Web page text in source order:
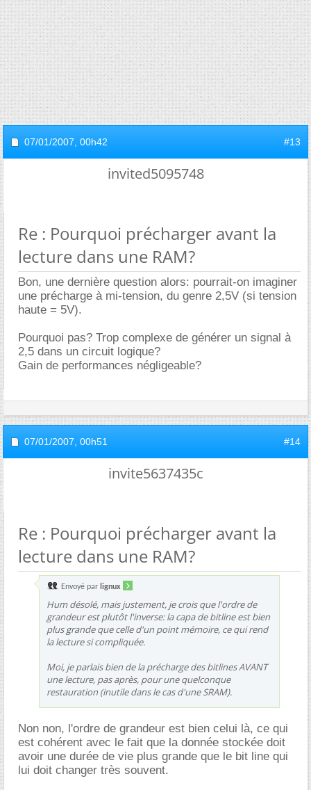
07/01/2007, 00h42 #13
invited5095748
Re : Pourquoi précharger avant la
lecture dans une RAM?
Bon, une dernière question alors: pourrait-on imaginer
une précharge à mi-tension, du genre 2,5V (si tension
haute = 5V).
Pourquoi pas? Trop complexe de générer un signal à
2,5 dans un circuit logique?
Gain de performances négligeable?
07/01/2007, 00h51 #14
invite5637435c
Re : Pourquoi précharger avant la
lecture dans une RAM?
Envoyé par lignux
Hum désolé, mais justement, je crois que l'ordre de
grandeur est plutôt l'inverse: la capa de bitline est bien
plus grande que celle d'un point mémoire, ce qui rend
la lecture si compliquée.
Moi, je parlais bien de la précharge des bitlines AVANT
une lecture, pas après, pour une quelconque
restauration (inutile dans le cas d'une SRAM).
Non non, l'ordre de grandeur est bien celui là, ce qui
est cohérent avec le fait que la donnée stockée doit
avoir une durée de vie plus grande que le bit line qui
lui doit changer très souvent.